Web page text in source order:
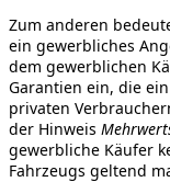
Zum anderen
ein gewerbliches
dem gewerblichen
Garantien ein, die
privaten
der Hinweis
gewerbliche Käufer
Fahrzeugs geltend